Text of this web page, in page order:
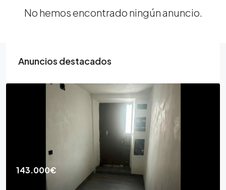
No hemos encontrado ningún anuncio.
Anuncios destacados
143.000€